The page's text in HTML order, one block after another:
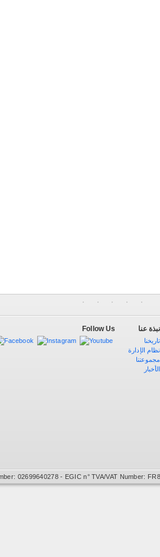
Follow Us نبذة عنا
تاريخنا
نظام الإدارة
مجموعتنا
الأخبار
02699640278 - EGIC n° TVA/VAT Number: